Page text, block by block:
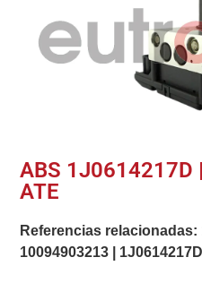
ABS 1J0614217D
ATE
Referencias relacionadas:
10094903213
1J0614217D